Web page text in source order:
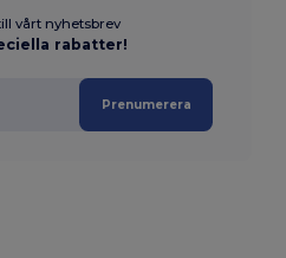
vårt nyhetsbrev
rabatter!
Prenumerera